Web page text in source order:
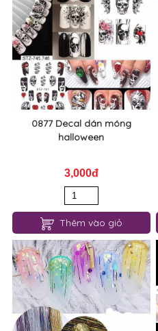
0877 Decal dán móng
halloween
3,000đ
Thêm vào giỏ